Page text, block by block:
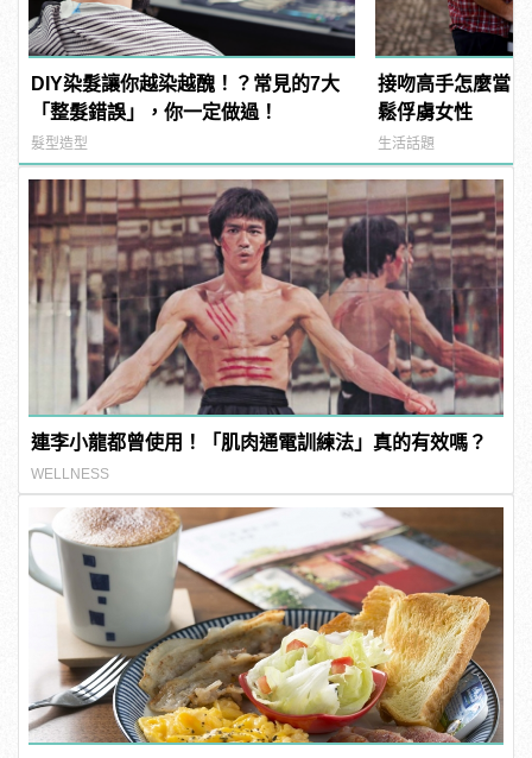
DIY染髮讓你越染越醜！？常見的7大
「整髮錯誤」，你一定做過！
髮型造型
接吻高手怎麼當
鬆俘虜女性
生活話題
連李小龍都曾使用！「肌肉通電訓練法」真的有效嗎？
WELLNESS